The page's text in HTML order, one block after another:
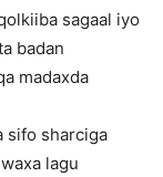
sagaal iyo
badan
madaxda
sifo sharciga
lagu